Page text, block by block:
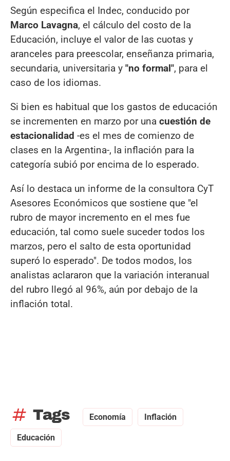
Según especifica el Indec, conducido por
Marco Lavagna, el cálculo del costo de la
Educación, incluye el valor de las cuotas y
aranceles para preescolar, enseñanza primaria,
secundaria, universitaria y "no formal", para el
caso de los idiomas.
Si bien es habitual que los gastos de educación
se incrementen en marzo por una cuestión de
estacionalidad -es el mes de comienzo de
clases en la Argentina-, la inflación para la
categoría subió por encima de lo esperado.
Así lo destaca un informe de la consultora CyT
Asesores Económicos que sostiene que "el
rubro de mayor incremento en el mes fue
educación, tal como suele suceder todos los
marzos, pero el salto de esta oportunidad
superó lo esperado". De todos modos, los
analistas aclararon que la variación interanual
del rubro llegó al 96%, aún por debajo de la
inflación total.
tag Tags Economía Inflación
Educación